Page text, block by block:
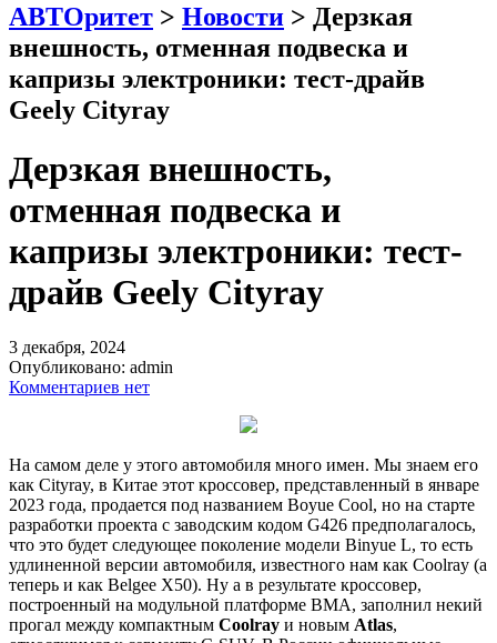
АВТОритет > Новости > Дерзкая
внешность, отменная подвеска и
капризы электроники: тест-драйв
Geely Cityray
Дерзкая внешность,
отменная подвеска и
капризы электроники: тест-
драйв Geely Cityray
3 декабря, 2024
Опубликовано: admin
Комментариев нет
На самом деле у этого автомобиля много имен. Мы знаем его
как Cityray, в Китае этот кроссовер, представленный в январе
2023 года, продается под названием Boyue Cool, но на старте
разработки проекта с заводским кодом G426 предполагалось,
что это будет следующее поколение модели Binyue L, то есть
удлиненной версии автомобиля, известного нам как Coolray (а
теперь и как Belgee X50). Ну а в результате кроссовер,
построенный на модульной платформе BMA, заполнил некий
прогал между компактным Coolray и новым Atlas,